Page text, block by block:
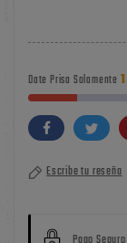
Date Prisa Solamente 1
Escribe tu reseña